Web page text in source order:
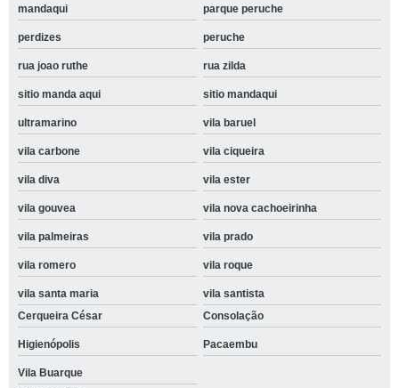
mandaqui parque peruche
perdizes peruche
rua joao ruthe rua zilda
sitio manda aqui sitio mandaqui
ultramarino vila baruel
vila carbone vila ciqueira
vila diva vila ester
vila gouvea vila nova cachoeirinha
vila palmeiras vila prado
vila romero vila roque
vila santa maria
vila santista
Cerqueira César
Consolação
Higienópolis Pacaembu
Vila Buarque